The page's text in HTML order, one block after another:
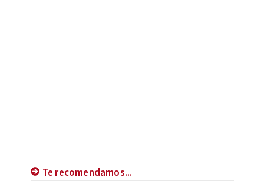
Te recomendamos...